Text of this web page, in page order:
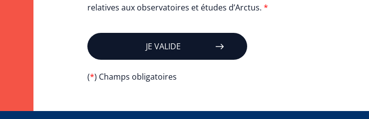
relatives aux observatoires et études d’Arctus. *
JE VALIDE
(*) Champs obligatoires